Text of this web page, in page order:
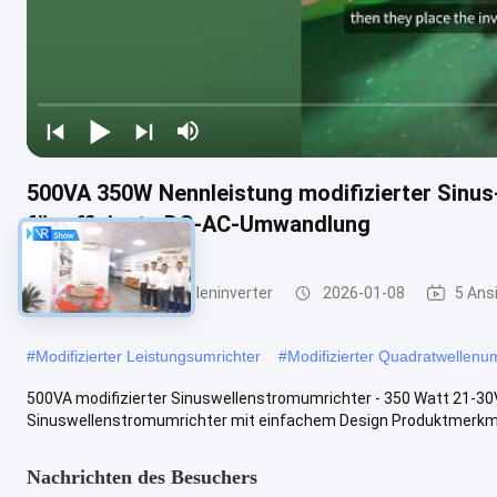
500VA 350W Nennleistung modifizierter
für effiziente DC-AC-Umwandlung
geänderter Sinuswelleninverter 2026-01-08 5
#Modifizierter Leistungsumrichter #Modifizierter
500VA modifizierter Sinuswellenstromumrichter - 350 Watt 21-
Sinuswellenstromumrichter mit einfachem Design
Nachrichten des Besuchers